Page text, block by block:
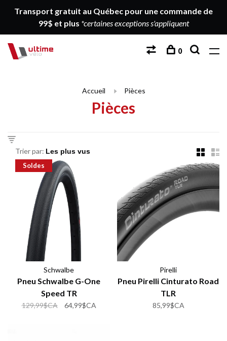
Transport gratuit au Québec pour une commande de
99$ et plus *certaines exceptions s'appliquent
0
Accueil Pièces
Pièces
Trier par:
Soldes
Schwalbe
Pneu Schwalbe G-One
Speed TR
129,99$CA 64,99$CA
Pirelli
Pneu Pirelli Cinturato Road
TLR
85,99$CA